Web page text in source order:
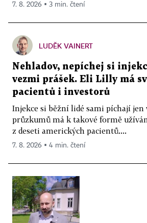
7. 8. 2026 ▪ 3 min. čtení
LUDĚK VAINERT
Nehladov, nepíchej si
vezmi prášek. Eli Lilly má
pacientů i investorů
Injekce si běžní lidé sami píchají jen
průzkumů má k takové formě
z deseti amerických pacientů....
7. 8. 2026 ▪ 4 min. čtení